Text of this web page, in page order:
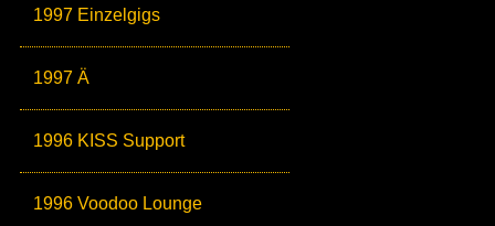
1997 Einzelgigs
1997 Ä
1996 KISS Support
1996 Voodoo Lounge